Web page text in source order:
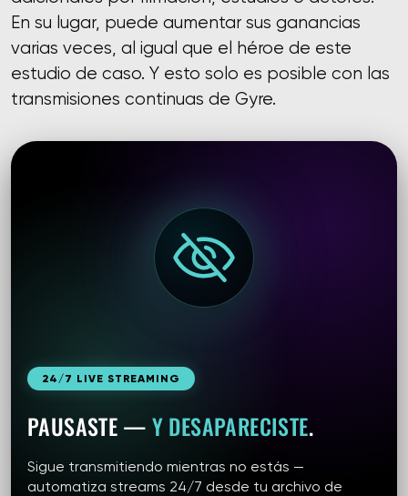
En su lugar, puede aumentar sus ganancias
varias veces, al igual que el héroe de este
estudio de caso. Y esto solo es posible con las
transmisiones continuas de Gyre.
24/7 LIVE STREAMING
PAUSASTE —Y DESAPARECISTE.
Sigue transmitiendo mientras no estás —
automatiza streams 24/7 desde tu archivo de